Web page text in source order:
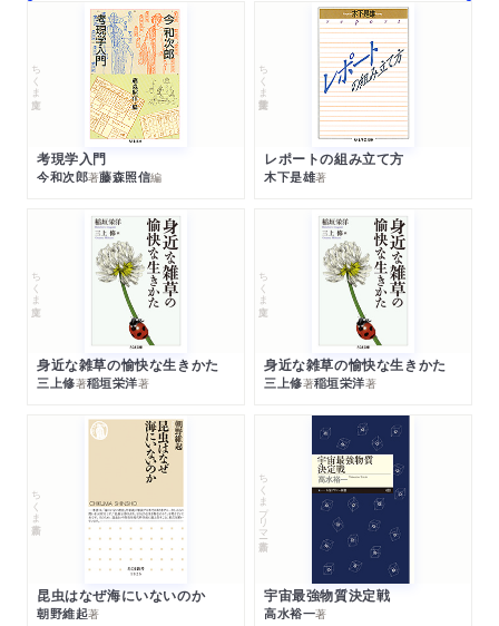
ちくま文庫
考現学入門
今和次郎著藤森照信編
ちくま学芸文庫
レポートの組み立て方
木下是雄著
ちくま文庫
身近な雑草の愉快な生きかた
三上修著稲垣栄洋著
ちくま文庫
身近な雑草の愉快な生きかた
三上修著稲垣栄洋著
ちくま新書
昆虫はなぜ海にいないのか
朝野維起著
ちくまプリマー新書
宇宙最強物質決定戦
高水裕一著